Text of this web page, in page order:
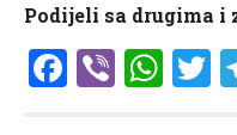
Podijeli sa drugima i
Facebook
Viber